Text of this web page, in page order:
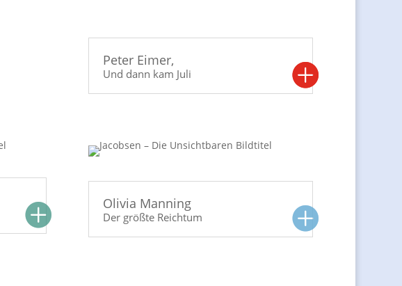
Und dann kam Juli
Der größte Reichtum